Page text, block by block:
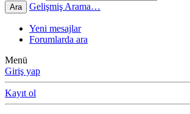
Ara Gelişmiş Arama…
Yeni mesajlar
Forumlarda ara
Menü
Giriş yap
Kayıt ol